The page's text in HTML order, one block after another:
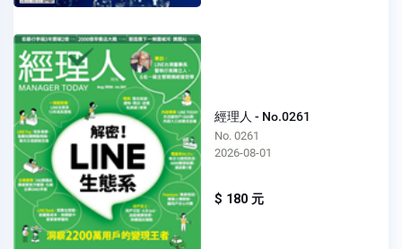
經理人 - No.0261
No. 0261
2026-08-01
$ 180 元